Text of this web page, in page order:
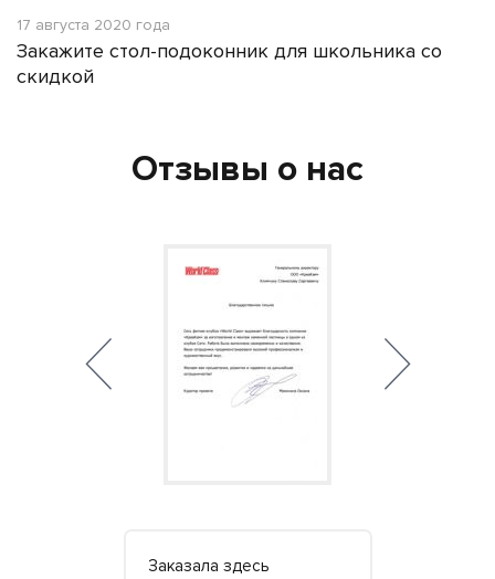
17 августа 2020 года
Закажите стол-подоконник для школьника со
скидкой
Отзывы о нас
Заказала здесь